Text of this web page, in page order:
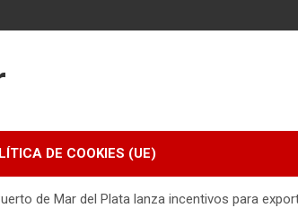
DE COOKIES (UE)
de Mar del Plata lanza incentivos para